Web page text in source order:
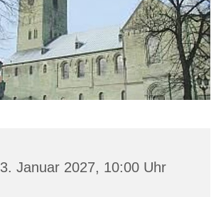
Januar 2027, 10:00 Uhr